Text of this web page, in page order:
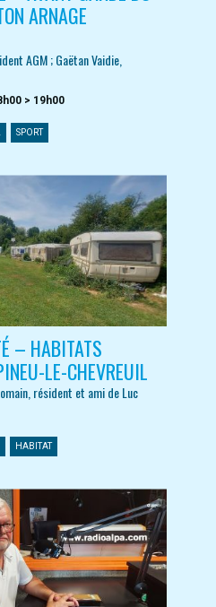
ARNAGE
AGM ; Gaëtan Vaidie,
> 19h00
SPORT
– HABITATS
LE-CHEVREUIL
résident et ami de Luc
HABITAT